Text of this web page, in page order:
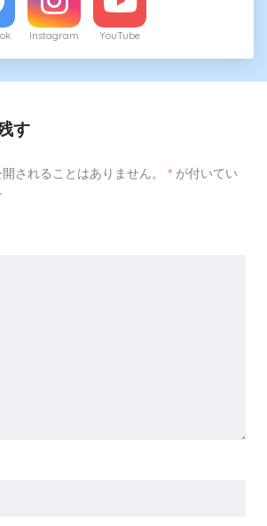
Instagram YouTube
す
されることはありません。 * が付いてい